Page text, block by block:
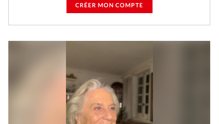
CRÉER MON COMPTE